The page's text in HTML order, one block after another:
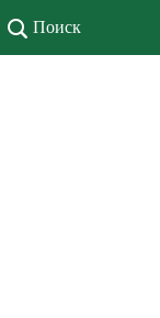
Поиск